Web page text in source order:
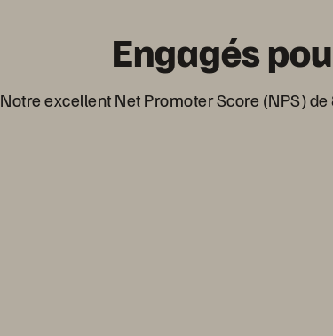
Engagés
Notre excellent Net Promoter Score (NPS)